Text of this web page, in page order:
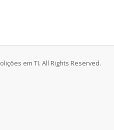
em TI. All Rights Reserved.